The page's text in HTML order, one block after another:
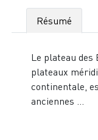
Résumé
Le plateau des
plateaux
continentale,
anciennes ...